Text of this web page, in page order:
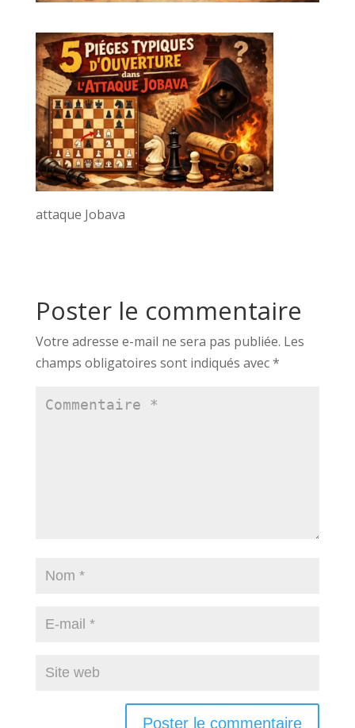
attaque Jobava
Poster le commentaire
Votre adresse e-mail ne sera pas publiée. Les
champs obligatoires sont indiqués avec*